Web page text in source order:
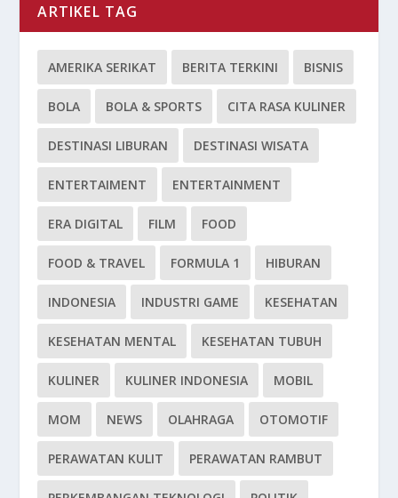
ARTIKEL TAG
AMERIKA SERIKAT BERITA TERKINI BISNIS
BOLA BOLA & SPORTS CITA RASA KULINER
DESTINASI LIBURAN DESTINASI WISATA
ENTERTAIMENT ENTERTAINMENT
ERA DIGITAL FILM FOOD
FOOD & TRAVEL FORMULA 1 HIBURAN
INDONESIA INDUSTRI GAME KESEHATAN
KESEHATAN MENTAL KESEHATAN TUBUH
KULINER KULINER INDONESIA MOBIL
MOM NEWS OLAHRAGA OTOMOTIF
PERAWATAN KULIT PERAWATAN RAMBUT